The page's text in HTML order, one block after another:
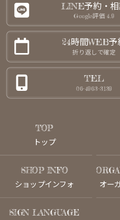
LINE予約・
Google評価 4.9
24時間WEB予
折り返しで確定
TEL
06-4963-3139
TOP
トップ
SHOP INFO
ショップインフォ オー
SIGN LANGUAGE